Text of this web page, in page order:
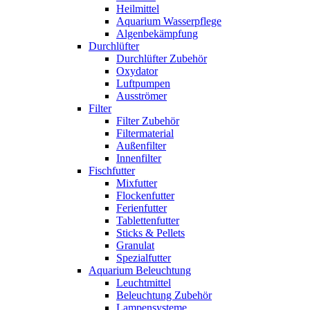
Heilmittel
Aquarium Wasserpflege
Algenbekämpfung
Durchlüfter
Durchlüfter Zubehör
Oxydator
Luftpumpen
Ausströmer
Filter
Filter Zubehör
Filtermaterial
Außenfilter
Innenfilter
Fischfutter
Mixfutter
Flockenfutter
Ferienfutter
Tablettenfutter
Sticks & Pellets
Granulat
Spezialfutter
Aquarium Beleuchtung
Leuchtmittel
Beleuchtung Zubehör
Lampensysteme